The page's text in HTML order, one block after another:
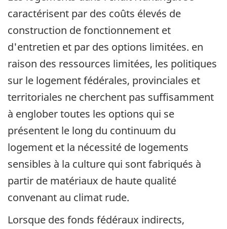
caractérisent par des coûts élevés de
construction de fonctionnement et
d'entretien et par des options limitées. en
raison des ressources limitées, les politiques
sur le logement fédérales, provinciales et
territoriales ne cherchent pas suﬃsamment
à englober toutes les options qui se
présentent le long du continuum du
logement et la nécessité de logements
sensibles à la culture qui sont fabriqués à
partir de matériaux de haute qualité
convenant au climat rude.
Lorsque des fonds fédéraux indirects,